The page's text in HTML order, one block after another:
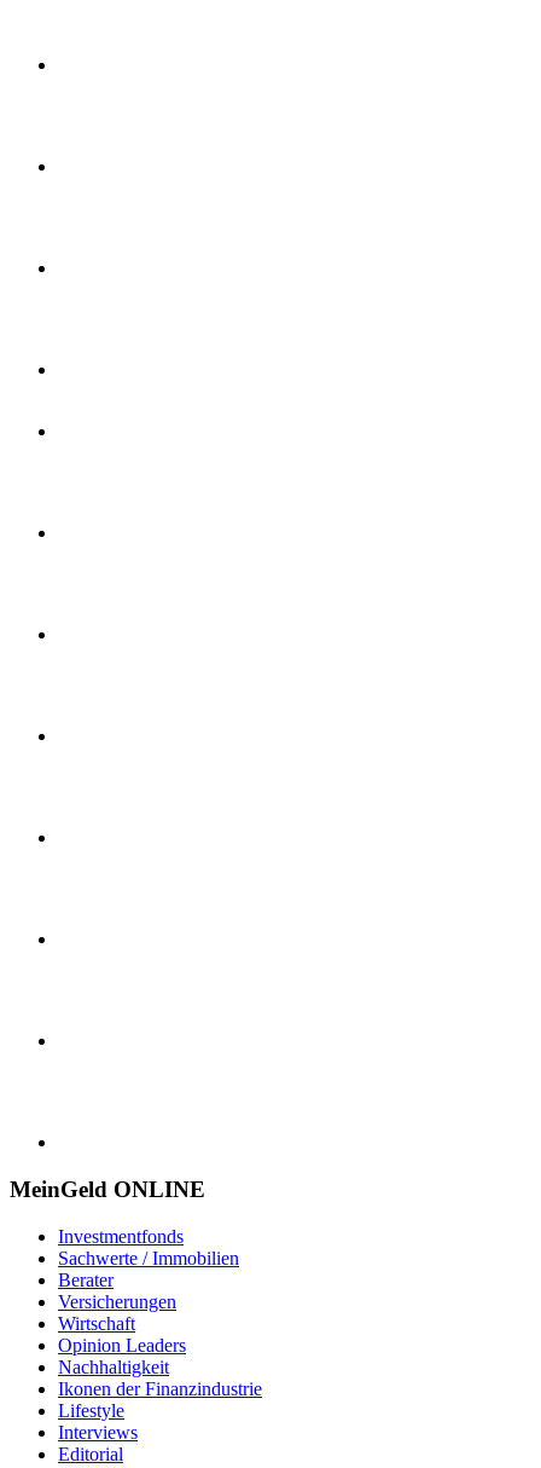
MeinGeld ONLINE
Investmentfonds
Sachwerte / Immobilien
Berater
Versicherungen
Wirtschaft
Opinion Leaders
Nachhaltigkeit
Ikonen der Finanzindustrie
Lifestyle
Interviews
Editorial